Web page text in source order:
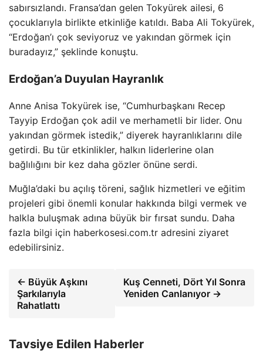
sabırsızlandı. Fransa’dan gelen Tokyürek ailesi, 6
çocuklarıyla birlikte etkinliğe katıldı. Baba Ali Tokyürek,
“Erdoğan’ı çok seviyoruz ve yakından görmek için
buradayız,” şeklinde konuştu.
Erdoğan’a Duyulan Hayranlık
Anne Anisa Tokyürek ise, “Cumhurbaşkanı Recep
Tayyip Erdoğan çok adil ve merhametli bir lider. Onu
yakından görmek istedik,” diyerek hayranlıklarını dile
getirdi. Bu tür etkinlikler, halkın liderlerine olan
bağlılığını bir kez daha gözler önüne serdi.
Muğla’daki bu açılış töreni, sağlık hizmetleri ve eğitim
projeleri gibi önemli konular hakkında bilgi vermek ve
halkla buluşmak adına büyük bir fırsat sundu. Daha
fazla bilgi için haberkosesi.com.tr adresini ziyaret
edebilirsiniz.
← Büyük Aşkını
Şarkılarıyla
Rahatlattı
Kuş Cenneti, Dört Yıl Sonra
Yeniden Canlanıyor →
Tavsiye Edilen Haberler